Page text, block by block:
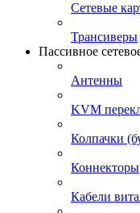
Сетевые
Трансиверы
Пассивное
Антенны
KVM
Колпачки
Коннекторы
Кабели